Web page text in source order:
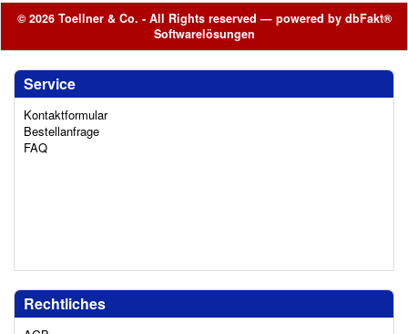
© 2026 Toellner & Co. - All Rights reserved — powered by dbFakt®
Softwarelösungen
Service
Kontaktformular
Bestellanfrage
FAQ
Rechtliches